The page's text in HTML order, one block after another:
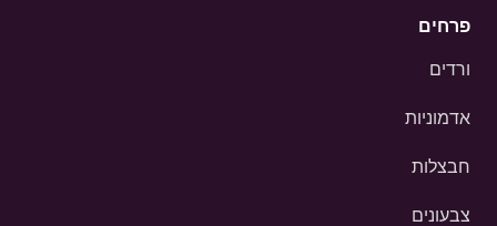
פרחים
ורדים
אדמוניות
חבצלות
צבעונים